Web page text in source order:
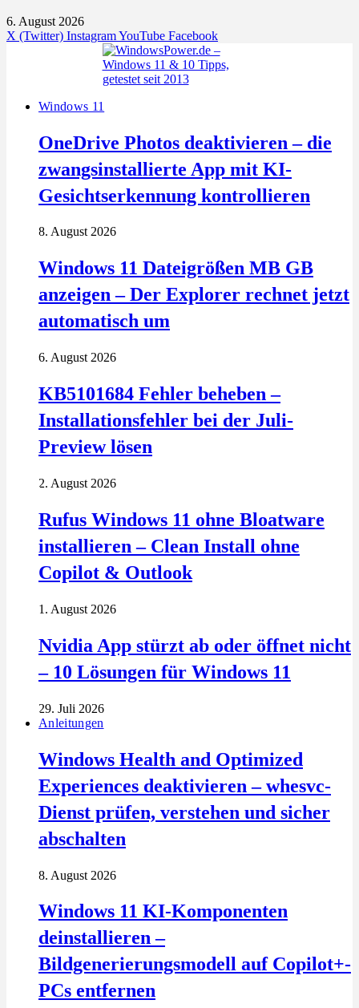
6. August 2026
X (Twitter) InstagramYouTube Facebook
Windows 11
OneDrive Photos deaktivieren – die
zwangsinstallierte App mit KI-
Gesichtserkennung kontrollieren
8. August 2026
Windows 11 Dateigrößen MB GB
anzeigen – Der Explorer rechnet jetzt
automatisch um
6. August 2026
KB5101684 Fehler beheben –
Installationsfehler bei der Juli-
Preview lösen
2. August 2026
Rufus Windows 11 ohne Bloatware
installieren – Clean Install ohne
Copilot & Outlook
1. August 2026
Nvidia App stürzt ab oder öffnet nicht
– 10 Lösungen für Windows 11
29. Juli 2026
Anleitungen
Windows Health and Optimized
Experiences deaktivieren – whesvc-
Dienst prüfen, verstehen und sicher
abschalten
8. August 2026
Windows 11 KI-Komponenten
deinstallieren –
Bildgenerierungsmodell auf Copilot+-
PCs entfernen